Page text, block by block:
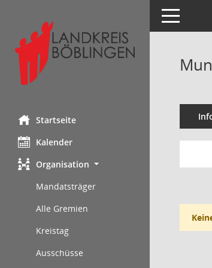
Startseite
Kalender
Organisation
Mandatsträger
Alle Gremien
Kreistag
Ausschüsse
Toggle